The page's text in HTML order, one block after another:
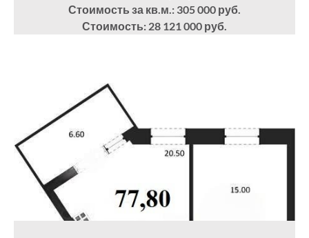
Стоимость за кв.м.: 305 000 руб.
Стоимость: 28 121 000 руб.